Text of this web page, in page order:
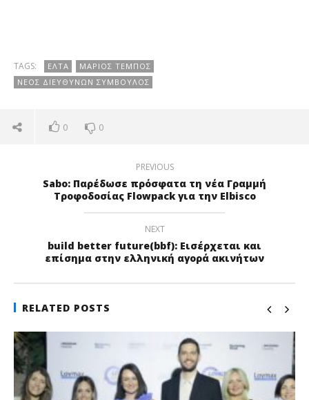
TAGS: ΕΛΤΑ
ΜΆΡΙΟΣ ΤΈΜΠΟΣ
ΝΈΟΣ ΔΙΕΥΘΎΝΩΝ ΣΎΜΒΟΥΛΟΣ
0 0
PREVIOUS
Sabo: Παρέδωσε πρόσφατα τη νέα Γραμμή
Τροφοδοσίας Flowpack για την Elbisco
NEXT
build better future(bbf): Εισέρχεται και
επίσημα στην ελληνική αγορά ακινήτων
RELATED POSTS